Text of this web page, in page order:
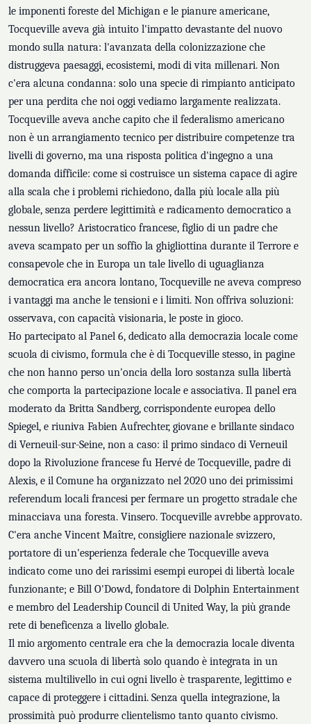
le imponenti foreste del Michigan e le pianure americane,
Tocqueville aveva già intuito l'impatto devastante del nuovo
mondo sulla natura: l'avanzata della colonizzazione che
distruggeva paesaggi, ecosistemi, modi di vita millenari. Non
c'era alcuna condanna: solo una specie di rimpianto anticipato
per una perdita che noi oggi vediamo largamente realizzata.
Tocqueville aveva anche capito che il federalismo americano
non è un arrangiamento tecnico per distribuire competenze tra
livelli di governo, ma una risposta politica d'ingegno a una
domanda difficile: come si costruisce un sistema capace di agire
alla scala che i problemi richiedono, dalla più locale alla più
globale, senza perdere legittimità e radicamento democratico a
nessun livello? Aristocratico francese, figlio di un padre che
aveva scampato per un soffio la ghigliottina durante il Terrore e
consapevole che in Europa un tale livello di uguaglianza
democratica era ancora lontano, Tocqueville ne aveva compreso
i vantaggi ma anche le tensioni e i limiti. Non offriva soluzioni:
osservava, con capacità visionaria, le poste in gioco.
Ho partecipato al Panel 6, dedicato alla democrazia locale come
scuola di civismo, formula che è di Tocqueville stesso, in pagine
che non hanno perso un'oncia della loro sostanza sulla libertà
che comporta la partecipazione locale e associativa. Il panel era
moderato da Britta Sandberg, corrispondente europea dello
Spiegel, e riuniva Fabien Aufrechter, giovane e brillante sindaco
di Verneuil-sur-Seine, non a caso: il primo sindaco di Verneuil
dopo la Rivoluzione francese fu Hervé de Tocqueville, padre di
Alexis, e il Comune ha organizzato nel 2020 uno dei primissimi
referendum locali francesi per fermare un progetto stradale che
minacciava una foresta. Vinsero. Tocqueville avrebbe approvato.
C'era anche Vincent Maître, consigliere nazionale svizzero,
portatore di un'esperienza federale che Tocqueville aveva
indicato come uno dei rarissimi esempi europei di libertà locale
funzionante; e Bill O'Dowd, fondatore di Dolphin Entertainment
e membro del Leadership Council di United Way, la più grande
rete di beneficenza a livello globale.
Il mio argomento centrale era che la democrazia locale diventa
davvero una scuola di libertà solo quando è integrata in un
sistema multilivello in cui ogni livello è trasparente, legittimo e
capace di proteggere i cittadini. Senza quella integrazione, la
prossimità può produrre clientelismo tanto quanto civismo.